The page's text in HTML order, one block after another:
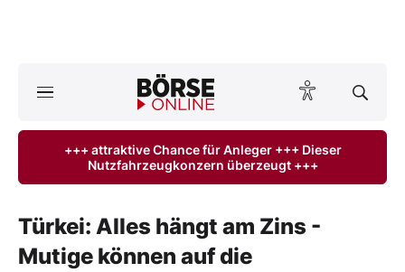
Anlageprodukte
Finanz-Check
Abo & Shop
+++ attraktive Chance für Anleger +++ Dieser
Nutzfahrzeugkonzern überzeugt +++
Türkei: Alles hängt am Zins -
Mutige können auf die